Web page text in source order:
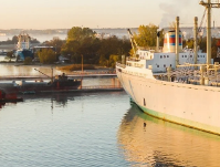
Seereederei mit
Jahren
– Diskussion –
11:45 Uhr: Rainer
Operativer